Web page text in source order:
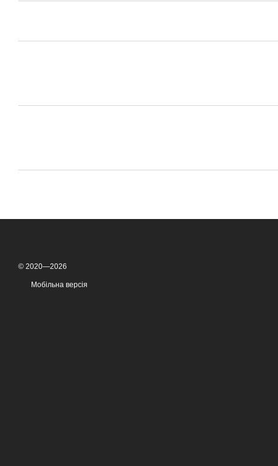
© 2020—2026
Мобільна версія